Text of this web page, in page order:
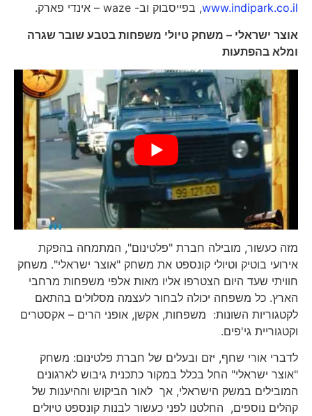
www.indipark.co.il, בפייסבוק וב- waze – אינדי פארק.
אוצר ישראלי – משחק טיולי משפחות בטבע שובר שגרה
ומלא בהפתעות
מזה כעשור, מובילה חברת "פלטינום", המתמחה בהפקת
אירועי בוטיק וטיולי קונספט את משחק "אוצר ישראלי". משחק
חוויתי שעד היום הצטרפו אליו מאות אלפי משפחות מרחבי
הארץ. כל משפחה יכולה לבחור לעצמה מסלולים בהתאם
לקטגוריות השונות: משפחות, אקשן, אופני הרים – אקסטרים
וקטגוריית גי'פים.
לדברי אורי שחף, יזם ובעלים של חברת פלטינום: משחק
"אוצר ישראלי" החל בכלל במקור כתכנית גיבוש לארגונים
המובילים במשק הישראלי, אך לאור הביקוש וההיענות של
קהלים נוספים, החלטנו לפני כעשור לבנות קונספט טיולים